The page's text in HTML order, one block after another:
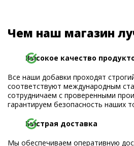
Чем наш магазин
Высокое качество
Все наши добавки проходят
соответствуют международным
сотрудничаем с проверенными
гарантируем безопасность наших
Быстрая доставка
Мы обеспечиваем оперативную